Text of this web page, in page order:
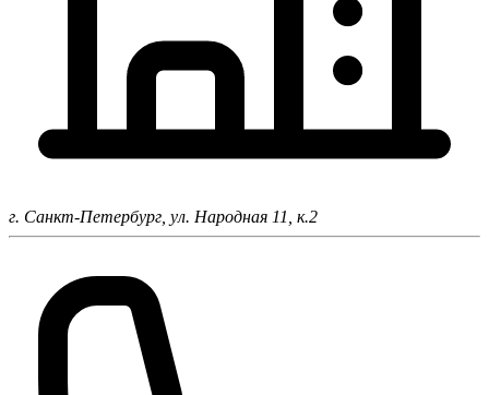
г. Санкт-Петербург, ул. Народная 11, к.2